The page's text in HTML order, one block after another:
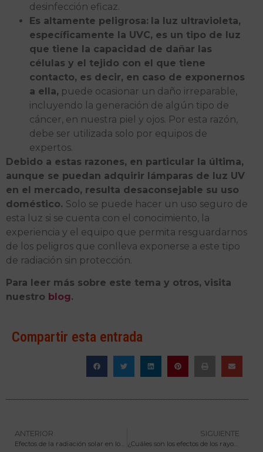
desinfección eficaz.
Es altamente peligrosa: la luz ultravioleta,
específicamente la UVC, es un tipo de luz
que tiene la capacidad de dañar las
células y el tejido con el que tiene
contacto, es decir, en caso de exponernos
a ella, puede ocasionar un daño irreparable,
incluyendo la generación de algún tipo de
cáncer, en nuestra piel y ojos. Por esta razón,
debe ser utilizada solo por equipos de
expertos.
Debido a estas razones, en particular la última,
aunque se puedan adquirir lámparas de luz UV
en el mercado, resulta desaconsejable su uso
doméstico. Solo se puede hacer un uso seguro de
esta luz si se cuenta con el conocimiento, la
experiencia y el equipo que permita resguardarnos
de los peligros que conlleva exponerse a este tipo
de radiación sin protección.
Para leer más sobre este tema y otros, visita
nuestro blog.
Compartir esta entrada
ANTERIOR
Efectos de la radiación solar en los ojos
SIGUIENTE
¿Cuáles son los efectos de los rayos solares en la piel?